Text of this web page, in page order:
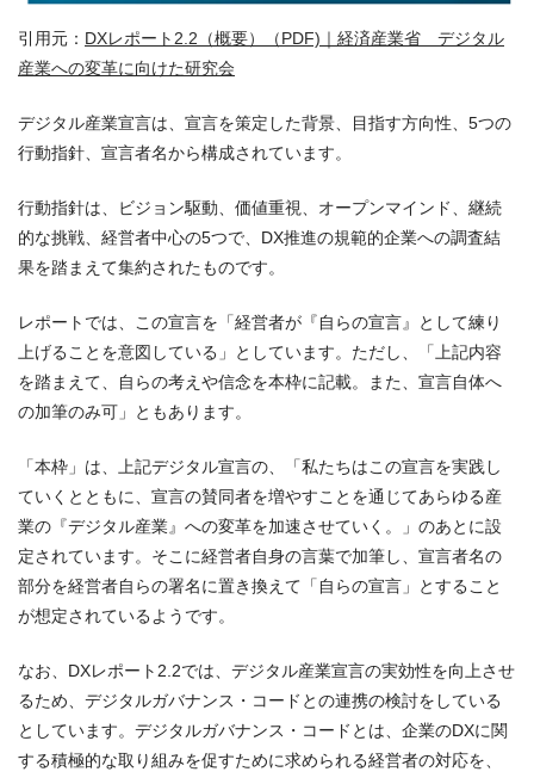
引用元： DXレポート 2.2 （概要）（PDF) ｜経済産業省 デジタル
産業への変革に向けた研究会
デジタル産業宣言は、宣言を策定した背景、目指す方向性、5つの
行動指針、宣言者名から構成されています。
行動指針は、ビジョン駆動、価値重視、オープンマインド、継続
的な挑戦、経営者中心の5つで、DX推進の規範的企業への調査結
果を踏まえて集約されたものです。
レポートでは、この宣言を「経営者が『自らの宣言』として練り
上げることを意図している」としています。ただし、「上記内容
を踏まえて、自らの考えや信念を本枠に記載。また、宣言自体へ
の加筆のみ可」ともあります。
「本枠」は、上記デジタル宣言の、「私たちはこの宣言を実践し
ていくとともに、宣言の賛同者を増やすことを通じてあらゆる産
業の『デジタル産業』への変革を加速させていく。」のあとに設
定されています。そこに経営者自身の言葉で加筆し、宣言者名の
部分を経営者自らの署名に置き換えて「自らの宣言」とすること
が想定されているようです。
なお、DXレポート2.2では、デジタル産業宣言の実効性を向上させ
るため、デジタルガバナンス・コードとの連携の検討をしている
としています。デジタルガバナンス・コードとは、企業のDXに関
する積極的な取り組みを促すために求められる経営者の対応を、